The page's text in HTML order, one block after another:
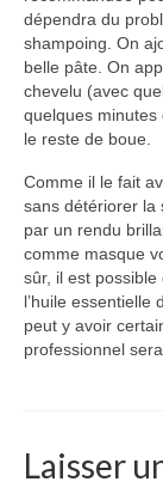
dépendra du
shampoing. On
belle pâte. On
chevelu (avec
quelques minutes
le reste de boue.
Comme il le fait
sans détériorer la
par un rendu
comme masque
sûr, il est possible
l’huile essentielle
peut y avoir
professionnel
Laisser